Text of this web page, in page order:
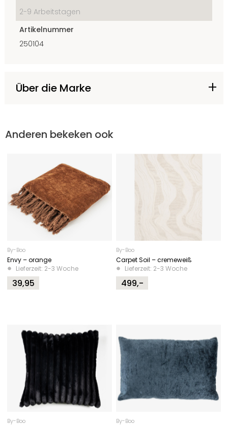
2-9 Arbeitstagen
Artikelnummer
250104
Über die Marke
Anderen bekeken ook
By-Boo
Envy – orange
Lieferzeit: 2-3 Woche
39,95
By-Boo
Carpet Soil – cremeweiß
Lieferzeit: 2-3 Woche
499,-
By-Boo By-Boo